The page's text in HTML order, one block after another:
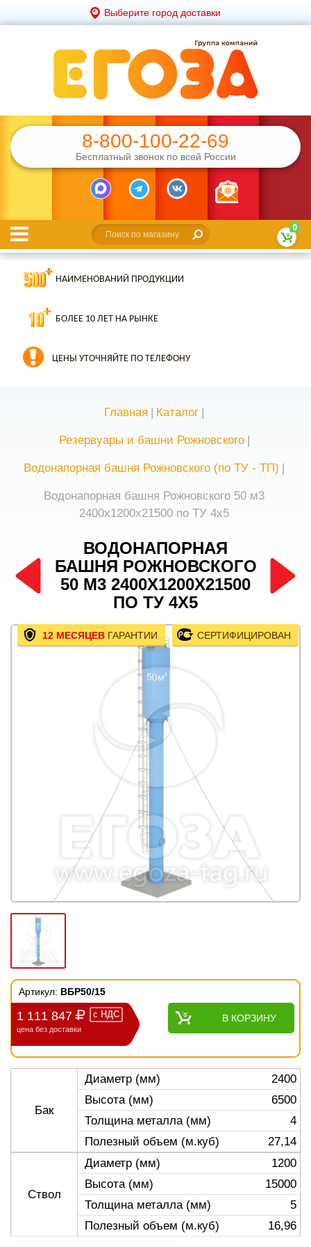
Выберите город доставки
8-800-100-22-69
Бесплатный звонок по всей России
0
НАИМЕНОВАНИЙ ПРОДУКЦИИ
БОЛЕЕ 10 ЛЕТ НА РЫНКЕ
ЦЕНЫ УТОЧНЯЙТЕ ПО ТЕЛЕФОНУ
Главная | Каталог |
Резервуары и башни Рожновского |
Водонапорная башня Рожновского (по ТУ - ТП) |
Водонапорная башня Рожновского 50 м3
2400х1200х21500 по ТУ 4х5
ВОДОНАПОРНАЯ
БАШНЯ РОЖНОВСКОГО
50 М3 2400Х1200Х21500
ПО ТУ 4Х5
12 МЕСЯЦЕВ ГАРАНТИИ СЕРТИФИЦИРОВАН
Артикул: ВБР50/15
1 111 847 с НДС
цена без доставки
В КОРЗИНУ
Бак
Диаметр (мм)
2400
Высота (мм)
6500
Толщина металла (мм)
4
Полезный объем (м.куб)
27,14
Ствол
Диаметр (мм)
1200
Высота (мм)
15000
Толщина металла (мм)
5
Полезный объем (м.куб)
16,96